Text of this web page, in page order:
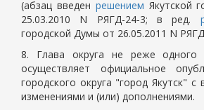
(абзац введен решением Якутской
25.03.2010 N РЯГД-24-3; в ред.
городской Думы от 26.05.2011 N
8. Глава округа не реже
осуществляет официальное
городского округа "город Якутск" с
изменениями и (или) дополнениями.